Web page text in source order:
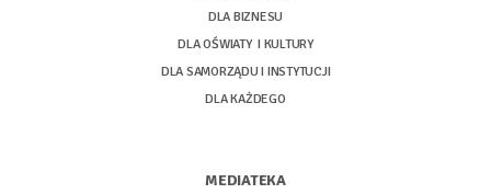
DLA BIZNESU
DLA OŚWIATY I KULTURY
DLA SAMORZĄDU I INSTYTUCJI
DLA KAŻDEGO
MEDIATEKA